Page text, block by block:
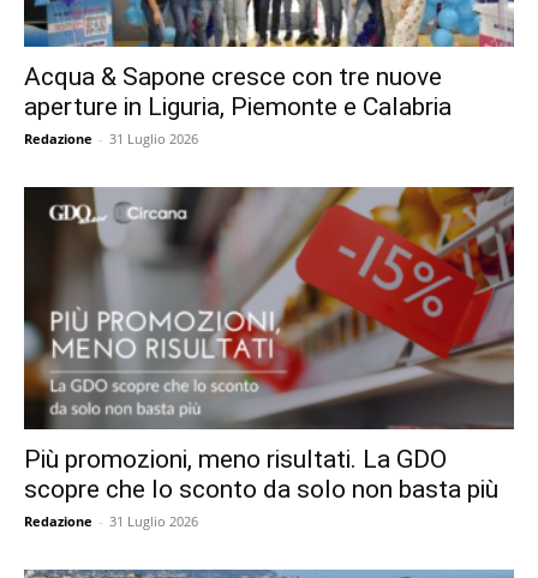
Acqua & Sapone cresce con tre nuove
aperture in Liguria, Piemonte e Calabria
Redazione - 31 Luglio 2026
Più promozioni, meno risultati. La GDO
scopre che lo sconto da solo non basta più
Redazione - 31 Luglio 2026